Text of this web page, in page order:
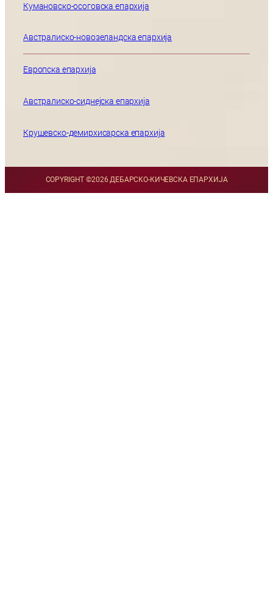
Кумановско-осоговска епархија
Австралиско-новозеландска епархија
Европска епархија
Австралиско-сиднејска епархија
Крушевско-демирхисарска епархија
COPYRIGHT ©2026 ДЕБАРСКО-КИЧЕВСКА ЕПАРХИЈА